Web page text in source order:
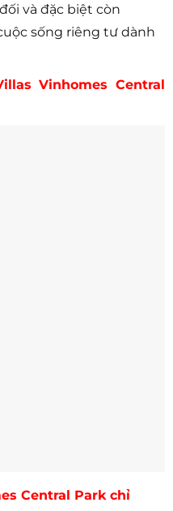
và đặc biệt còn
sống riêng tư dành
Vinhomes Central
Central Park chỉ